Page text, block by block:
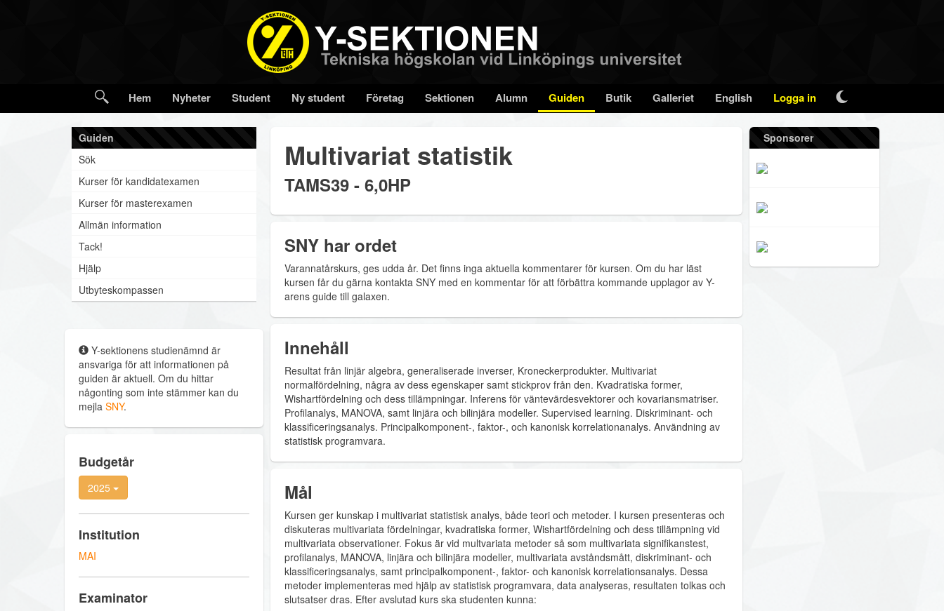
Hem Nyheter Student Ny student Företag Sektionen Alumn Guiden Butik Galleriet English Logga in
Guiden
Sök
Kurser för kandidatexamen
Kurser för masterexamen
Allmän information
Tack!
Hjälp
Utbyteskompassen
Y-sektionens studienämnd är
ansvariga för att informationen på
guiden är aktuell. Om du hittar
någonting som inte stämmer kan du
mejla SNY.
Budgetår
2025
Institution
MAI
Examinator
Multivariat statistik
TAMS39 - 6,0HP
SNY har ordet
Varannatårskurs, ges udda år. Det finns inga aktuella kommentarer för kursen. Om du har läst
kursen får du gärna kontakta SNY med en kommentar för att förbättra kommande upplagor av Y-
arens guide till galaxen.
Innehåll
Resultat från linjär algebra, generaliserade inverser, Kroneckerprodukter. Multivariat
normalfördelning, några av dess egenskaper samt stickprov från den. Kvadratiska former,
Wishartfördelning och dess tillämpningar. Inferens för väntevärdesvektorer och kovariansmatriser.
Profilanalys, MANOVA, samt linjära och bilinjära modeller. Supervised learning. Diskriminant- och
klassificeringsanalys. Principalkomponent-, faktor-, och kanonisk korrelationanalys. Användning av
statistisk programvara.
Mål
Kursen ger kunskap i multivariat statistisk analys, både teori och metoder. I kursen presenteras och
diskuteras multivariata fördelningar, kvadratiska former, Wishartfördelning och dess tillämpning vid
multivariata observationer. Fokus är vid multvariata metoder så som multivariata signifikanstest,
profilanalys, MANOVA, linjära och bilinjära modeller, multivariata avståndsmått, diskriminant- och
klassificeringsanalys, samt principalkomponent-, faktor- och kanonisk korrelationsanalys. Dessa
metoder implementeras med hjälp av statistisk programvara, data analyseras, resultaten tolkas och
slutsatser dras. Efter avslutad kurs ska studenten kunna:
Sponsorer